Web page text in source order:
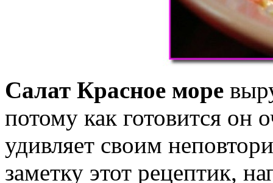
Салат Красное море
потому как готовится он
удивляет своим
заметку этот рецептик,